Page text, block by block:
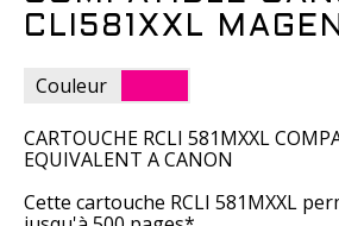
CLI581XXL
Couleur
CARTOUCHE RCLI 581MXXL
EQUIVALENT A CANON
Cette cartouche RCLI 581MXXL